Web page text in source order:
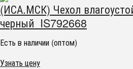
(ИСА.МСК) Чехол
черный IS792668
Есть в наличии (оптом)
Узнать цену